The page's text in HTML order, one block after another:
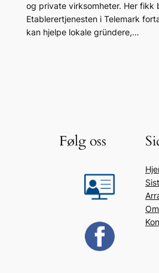
og private virksomheter. Her fikk
Etablerertjenesten i Telemark
kan hjelpe lokale gründere,…
Følg oss